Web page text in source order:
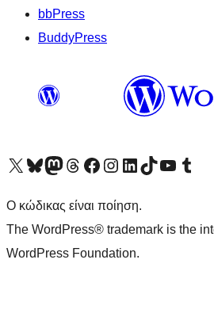
bbPress
BuddyPress
Visit our X (formerly Twitter) account
Visit our Bluesky account
Επισκεφθείτε τον λογαριασμό μας στο Mastodon
Visit our Threads account
Επισκεφτείτε τη σελίδα μας στο Facebook
Επισκεφθείτε τον λογαριασμό μας Instagram
Επισκεφθείτε τον λογαριασμό μας LinkedIn
Visit our TikTok account
Visit our YouTube channel
Visit our
Ο κώδικας είναι ποίηση.
The WordPress® trademark is the
WordPress Foundation.